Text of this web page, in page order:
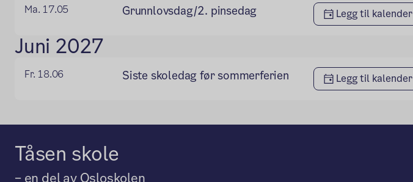
Ma. 17.05 Grunnlovsdag/2. pinsedag Legg til kalender
Juni 2027
Fr. 18.06 Siste skoledag før sommerferien Legg til kalender
Tåsen skole
– en del av Osloskolen